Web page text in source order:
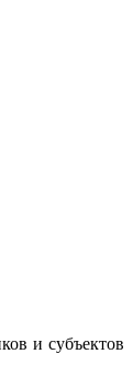
и субъектов